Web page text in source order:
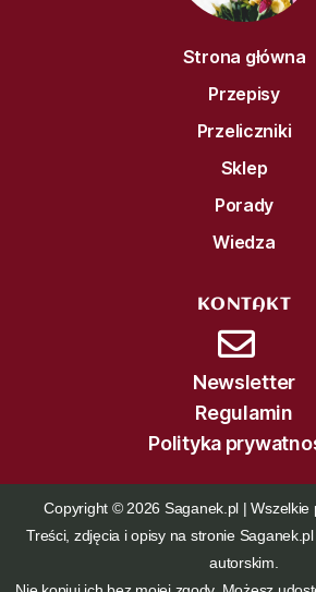
Strona główna
Przepisy
Przeliczniki
Sklep
Porady
Wiedza
KONTAKT
Newsletter
Regulamin
Polityka
Copyright © 2026 Saganek.pl | Wszelkie
Treści, zdjęcia i opisy na stronie
autorskim.